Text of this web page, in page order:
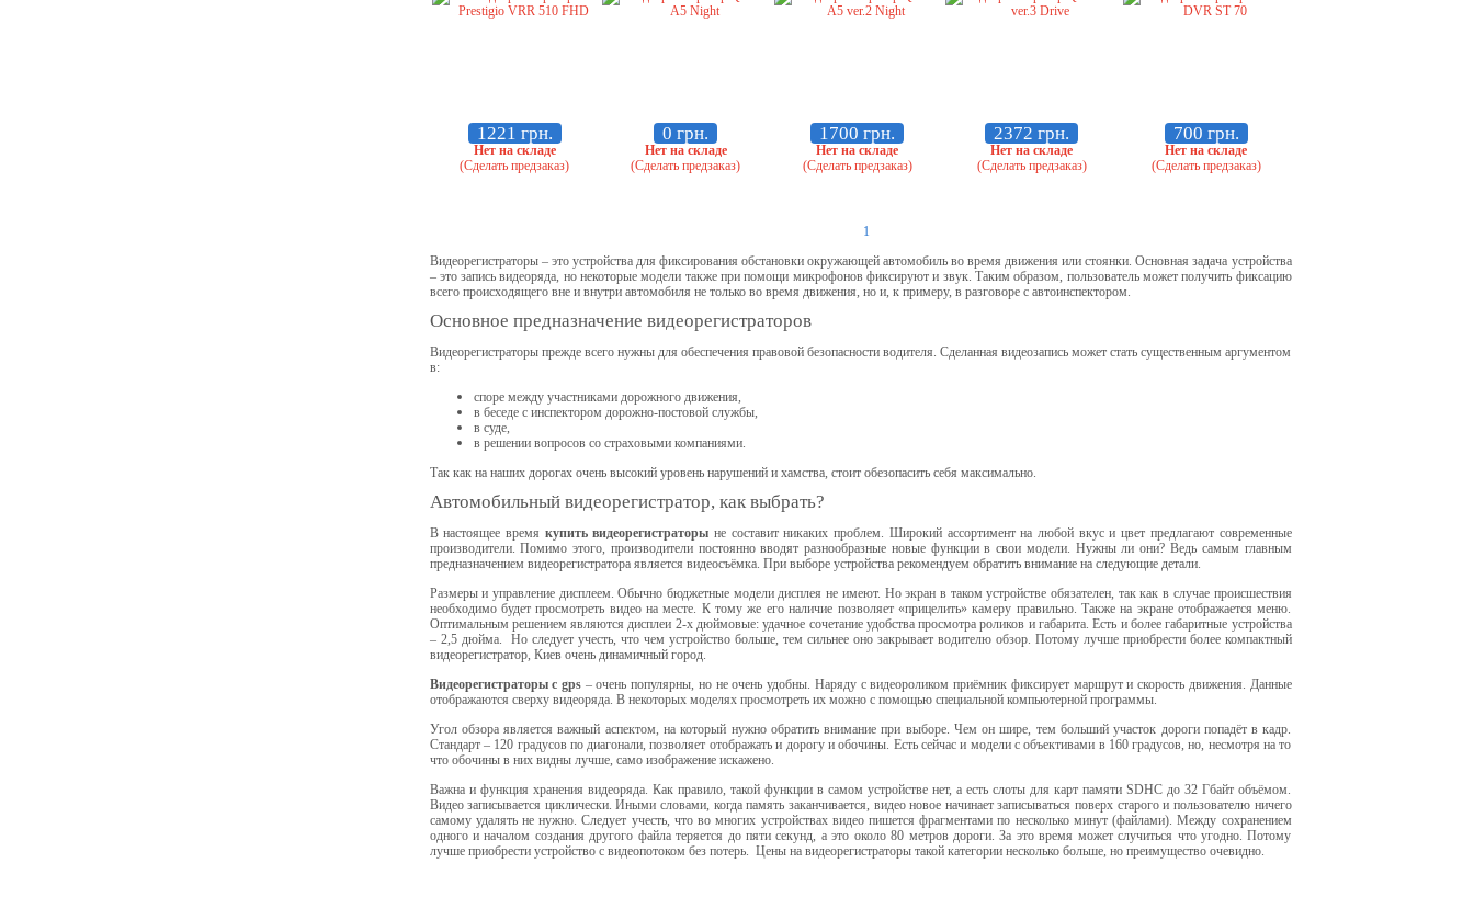
1221 грн.
Нет на складе
(Сделать предзаказ)
MicroSD-карт памяти до 32Гб
0 грн.
Нет на складе
(Сделать предзаказ)
1700 грн.
Нет на складе
(Сделать предзаказ)
(60/50 к/с); Карта памяти: до
2372 грн.
Нет на складе
(Сделать предзаказ)
700 грн.
Нет на складе
(Сделать предзаказ)
1
Видеорегистраторы – это устройства для фиксирования обстановки окружающей автомобиль во время движения или стоянки. Основная задача устройства
– это запись видеоряда, но некоторые модели также при помощи микрофонов фиксируют и звук. Таким образом, пользователь может получить фиксацию
всего происходящего вне и внутри автомобиля не только во время движения, но и, к примеру, в разговоре с автоинспектором.
Основное предназначение видеорегистраторов
Видеорегистраторы прежде всего нужны для обеспечения правовой безопасности водителя. Сделанная видеозапись может стать существенным аргументом
в:
споре между участниками дорожного движения,
в беседе с инспектором дорожно-постовой службы,
в суде,
в решении вопросов со страховыми компаниями.
Так как на наших дорогах очень высокий уровень нарушений и хамства, стоит обезопасить себя максимально.
Автомобильный видеорегистратор, как выбрать?
В настоящее время купить видеорегистраторы не составит никаких проблем. Широкий ассортимент на любой вкус и цвет предлагают современные
производители. Помимо этого, производители постоянно вводят разнообразные новые функции в свои модели. Нужны ли они? Ведь самым главным
предназначением видеорегистратора является видеосъёмка. При выборе устройства рекомендуем обратить внимание на следующие детали.
Размеры и управление дисплеем. Обычно бюджетные модели дисплея не имеют. Но экран в таком устройстве обязателен, так как в случае происшествия
необходимо будет просмотреть видео на месте. К тому же его наличие позволяет «прицелить» камеру правильно. Также на экране отображается меню.
Оптимальным решением являются дисплеи 2-х дюймовые: удачное сочетание удобства просмотра роликов и габарита. Есть и более габаритные устройства
– 2,5 дюйма. Но следует учесть, что чем устройство больше, тем сильнее оно закрывает водителю обзор. Потому лучше приобрести более компактный
видеорегистратор, Киев очень динамичный город.
Видеорегистраторы с gрs– очень популярны, но не очень удобны. Наряду с видеороликом приёмник фиксирует маршрут и скорость движения. Данные
отображаются сверху видеоряда. В некоторых моделях просмотреть их можно с помощью специальной компьютерной программы.
Угол обзора является важный аспектом, на который нужно обратить внимание при выборе. Чем он шире, тем больший участок дороги попадёт в кадр.
Стандарт – 120 градусов по диагонали, позволяет отображать и дорогу и обочины. Есть сейчас и модели с объективами в 160 градусов, но, несмотря на то
что обочины в них видны лучше, само изображение искажено.
Важна и функция хранения видеоряда. Как правило, такой функции в самом устройстве нет, а есть слоты для карт памяти SDHC до 32 Гбайт объёмом.
Видео записывается циклически. Иными словами, когда память заканчивается, видео новое начинает записываться поверх старого и пользователю ничего
самому удалять не нужно. Следует учесть, что во многих устройствах видео пишется фрагментами по несколько минут (файлами). Между сохранением
одного и началом создания другого файла теряется до пяти секунд, а это около 80 метров дороги. За это время может случиться что угодно. Потому
лучше приобрести устройство с видеопотоком без потерь. Цены на видеорегистраторы такой категории несколько больше, но преимущество очевидно.